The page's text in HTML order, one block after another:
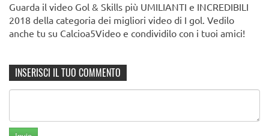
Guarda il video Gol & Skills più UMILIANTI e INCREDIBILI
2018 della categoria dei migliori video di I gol. Vedilo
anche tu su Calcioa5Video e condividilo con i tuoi amici!
INSERISCI IL TUO COMMENTO